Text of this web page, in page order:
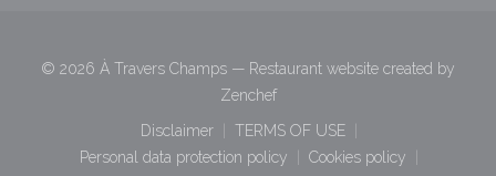
© 2026 À Travers Champs — Restaurant website created by
Zenchef((opens in a new window))
Disclaimer
((opens in a new window))
TERMS OF USE
((opens in a new window))
Personal data protection policy
((opens in a new window))
Cookies policy
((opens in a new